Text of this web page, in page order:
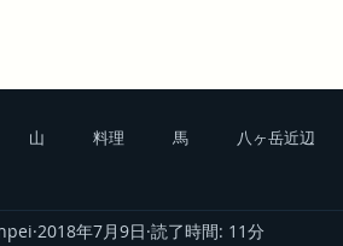
山 料理 馬 八ヶ岳近辺
南アルプスの山 中央アルプスの山
2018年7月9日 読了時間: 11分